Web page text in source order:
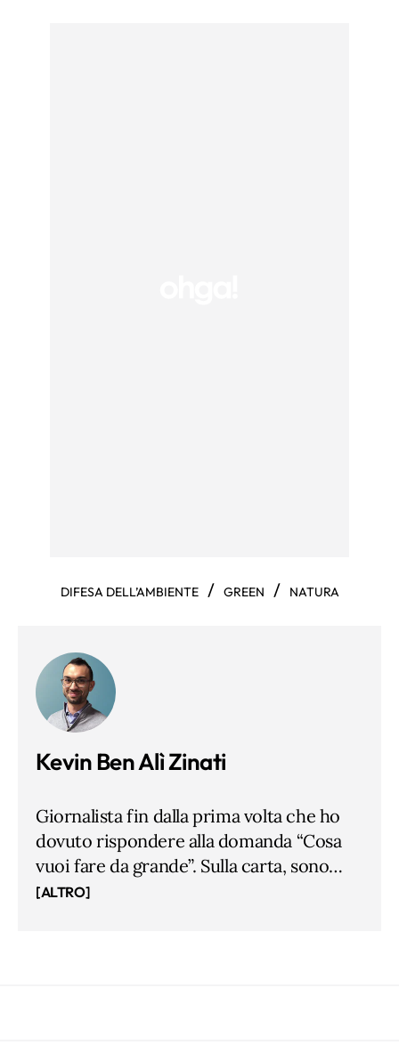
DIFESA DELL’AMBIENTE / GREEN / NATURA
Kevin Ben Alì Zinati
Giornalista fin dalla prima volta che ho
dovuto rispondere alla domanda “Cosa
vuoi fare da grande”. Sulla carta, sono
pubblicista dal 2014, prima ho studiato
[ALTRO]